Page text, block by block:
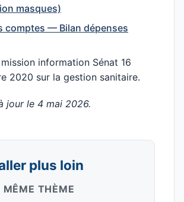
masques)
comptes — Bilan dépenses
information Sénat 16
2020 sur la gestion sanitaire.
jour le 4 mai 2026.
plus loin
MÊME THÈME